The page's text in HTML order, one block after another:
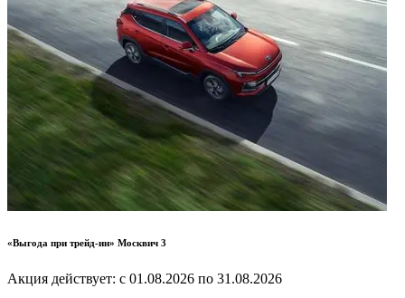
«Выгода при трейд-ин» Москвич 3
Акция действует: с 01.08.2026 по 31.08.2026